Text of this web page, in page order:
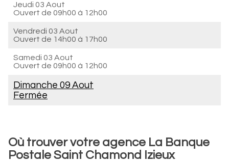
Jeudi 03 Aout
Ouvert de 09h00 à 12h00
Vendredi 03 Aout
Ouvert de 14h00 à 17h00
Samedi 03 Aout
Ouvert de 09h00 à 12h00
Dimanche 09 Aout
Fermée
Où trouver votre agence La Banque
Postale Saint Chamond Izieux